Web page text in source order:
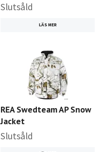
Slutsåld
LÄS MER
REA Swedteam AP Snow
Jacket
Slutsåld